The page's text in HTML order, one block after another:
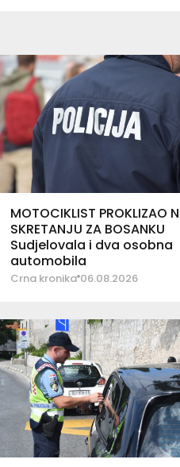
MOTOCIKLIST PROKLIZAO
SKRETANJU ZA BOSANKU
Sudjelovala i dva osobna
automobila
Crna kronika 06.08.2026